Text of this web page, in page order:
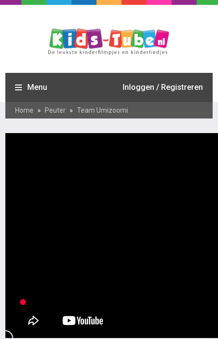
Menu Inloggen / Registreren
Home » Peuter » Team Umizoomi